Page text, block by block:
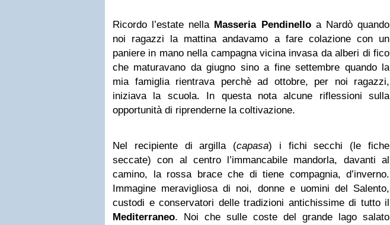
Ricordo l’estate nella Masseria Pendinelloa Nardò quando
noi ragazzi la mattina andavamo a fare colazione con un
paniere in mano nella campagna vicina invasa da alberi di fico
che maturavano da giugno sino a fine settembre quando la
mia famiglia rientrava perchè ad ottobre, per noi ragazzi,
iniziava la scuola. In questa nota alcune riflessioni sulla
opportunità di riprenderne la coltivazione.
Nel recipiente di argilla (capasa) i fichi secchi (le fiche
seccate) con al centro l’immancabile mandorla, davanti al
camino, la rossa brace che di tiene compagnia, d’inverno.
Immagine meravigliosa di noi, donne e uomini del Salento,
custodi e conservatori delle tradizioni antichissime di tutto il
Mediterraneo. Noi che sulle coste del grande lago salato